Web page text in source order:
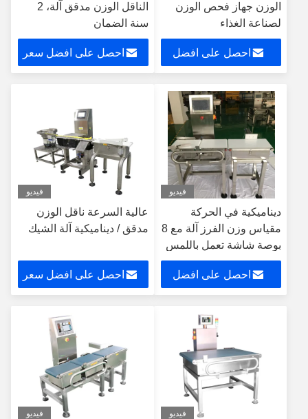
الوزن جهاز فحص الوزن
لصناعة الغذاء
احصل على افضل
الناقل الوزن مدقق آلة، 2
سنة الضمان
احصل على افضل سعر
فيديو
ديناميكية في الحركة
مقياس وزن الفرز آلة مع 8
بوصة شاشة تعمل باللمس
العرض
احصل على افضل
فيديو
عالية السرعة ناقل الوزن
مدقق / ديناميكية آلة الشيك
احصل على افضل سعر
فيديو فيديو